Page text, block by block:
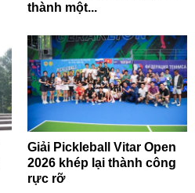
thành một...
Giải Pickleball Vitar Open
2026 khép lại thành công
rực rỡ